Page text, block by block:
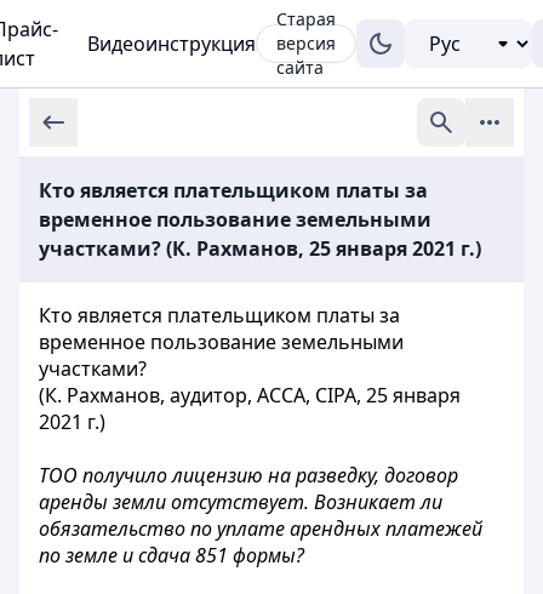
Видеоинструкция
Старая
версия
сайта
Кто является плательщиком платы за
временное пользование земельными
участками? (К. Рахманов, 25 января 2021 г.)
Кто является плательщиком платы за
временное пользование земельными
участками?
(К. Рахманов, аудитор, ACCA, CIPA, 25 января
2021 г.)
ТОО получило лицензию на разведку, договор
аренды земли отсутствует. Возникает ли
обязательство по уплате арендных платежей
по земле и сдача 851 формы?